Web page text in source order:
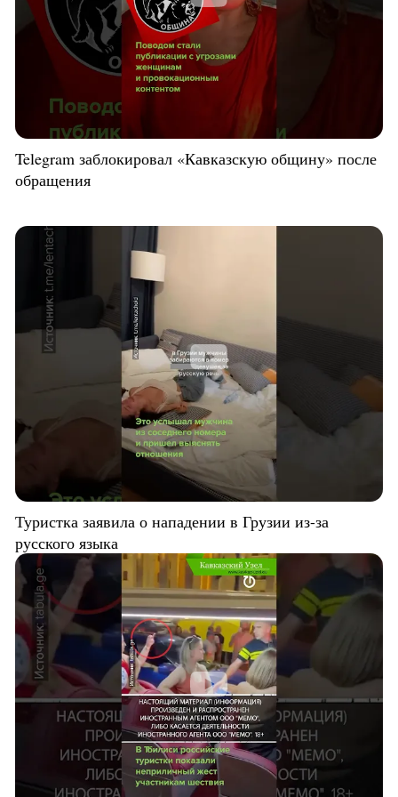
Telegram заблокировал «Кавказскую общину» после
обращения
Туристка заявила о нападении в Грузии из-за
русского языка